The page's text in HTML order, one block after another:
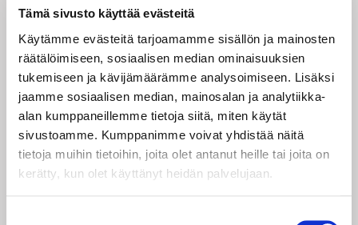
Tämä sivusto käyttää evästeitä
Käytämme evästeitä tarjoamamme sisällön ja mainosten
räätälöimiseen, sosiaalisen median ominaisuuksien
tukemiseen ja kävijämäärämme analysoimiseen. Lisäksi
jaamme sosiaalisen median, mainosalan ja analytiikka-
alan kumppaneillemme tietoja siitä, miten käytät
sivustoamme. Kumppanimme voivat yhdistää näitä
tietoja muihin tietoihin, joita olet antanut heille tai joita on
kerätty, kun olet käyttänyt heidän palvelujaan.
​​​​​​​Tarkistathan varauksesi ja lippusi huolella! Maksettuja
lippujaei vaihdeta, palauteta eikä lunasteta
takaisin. Mikäli tilaisuuteen on tarjolla erityisryhmien
lippuja (esim. eläkeläis-, opiskelija- tms. alennuslippuja)
on lipunhaltijan varauduttava esittämään
alennukseen oikeuttava todistuslippujen
tarkastuksen yhteydessä.
Huomioithan, että kulttuuriedut ovat
henkilökohtaisia. Pystyt maksamaan
kulttuurieduilla vain yhden lipun/ tilaus/ esitys.